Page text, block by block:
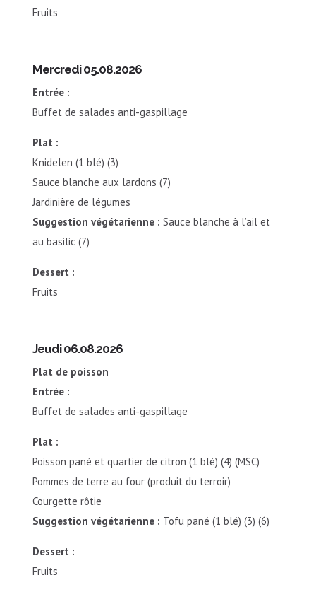
Fruits
Mercredi 05.08.2026
Entrée :
Buffet de salades anti-gaspillage
Plat :
Knidelen (1 blé) (3)
Sauce blanche aux lardons (7)
Jardinière de légumes
Suggestion végétarienne : Sauce blanche à l’ail et
au basilic (7)
Dessert :
Fruits
Jeudi 06.08.2026
Plat de poisson
Entrée :
Buffet de salades anti-gaspillage
Plat :
Poisson pané et quartier de citron (1 blé) (4) (MSC)
Pommes de terre au four (produit du terroir)
Courgette rôtie
Suggestion végétarienne : Tofu pané (1 blé) (3) (6)
Dessert :
Fruits